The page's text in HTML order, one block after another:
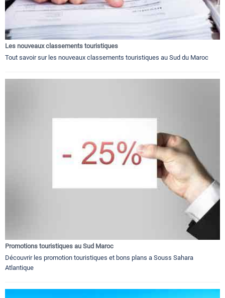
Les nouveaux classements touristiques
Tout savoir sur les nouveaux classements touristiques au Sud du Maroc
Promotions touristiques au Sud Maroc
Découvrir les promotion touristiques et bons plans a Souss Sahara
Atlantique